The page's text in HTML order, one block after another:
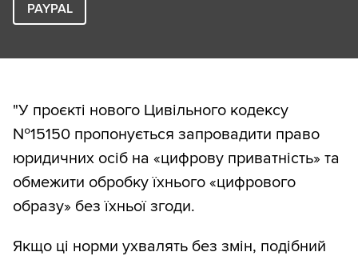
PAYPAL
"У проєкті нового Цивільного кодексу
№15150 пропонується запровадити право
юридичних осіб на «цифрову приватність» та
обмежити обробку їхнього «цифрового
образу» без їхньої згоди.
Якщо ці норми ухвалять без змін, подібний